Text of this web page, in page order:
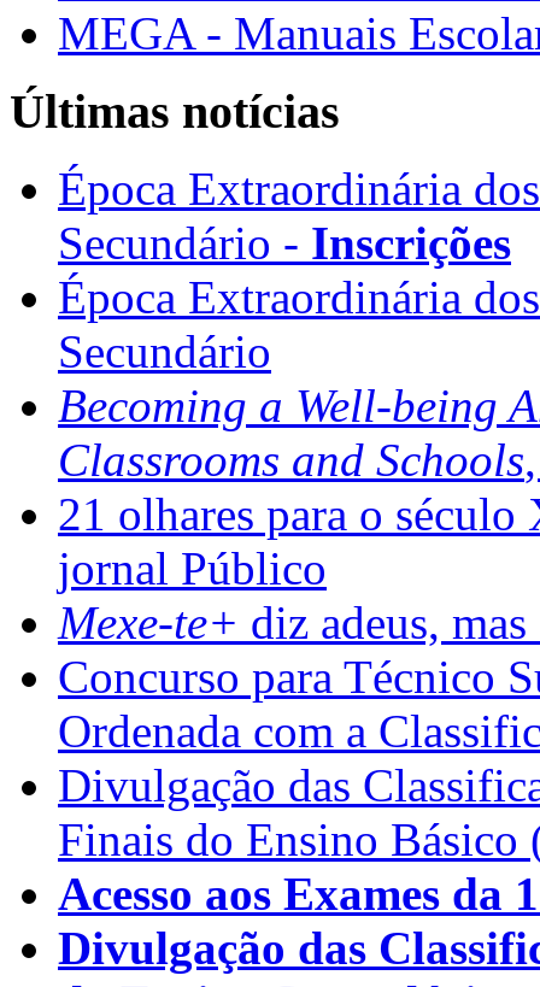
MEGA - Manuais
Últimas notícias
Época Extraordinária
Secundário - Inscrições
Época Extraordinária
Secundário
Becoming a Well-being
Classrooms and Schools
21 olhares para o
jornal Público
Mexe-te+ diz adeus,
Concurso para Técnico
Ordenada com a
Divulgação das
Finais do Ensino Básico
Acesso aos Exames da
Divulgação das